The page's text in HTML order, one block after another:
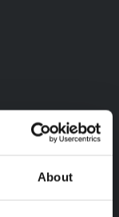
About
!